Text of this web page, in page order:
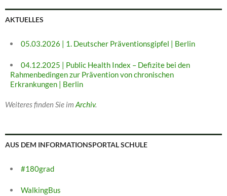
AKTUELLES
05.03.2026 | 1. Deutscher Präventionsgipfel | Berlin
04.12.2025 | Public Health Index – Defizite bei den
Rahmenbedingen zur Prävention von chronischen
Erkrankungen | Berlin
Weiteres finden Sie im Archiv.
AUS DEM INFORMATIONSPORTAL SCHULE
#180grad
WalkingBus